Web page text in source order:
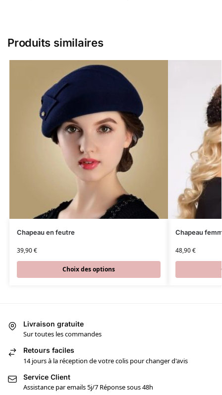
Produits similaires
Chapeau en feutre
39,90€
Choix des options
Chapeau
48,90€
Livraison gratuite
Sur toutes les commandes
Retours faciles
14 jours à la réception de votre colis pour changer d'avis
Service Client
Assistance par emails 5j/7 Réponse sous 48h